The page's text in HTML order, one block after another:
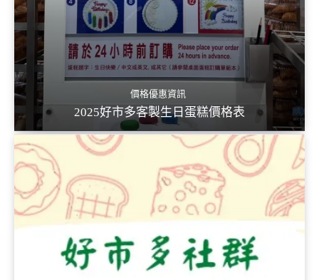
價格優惠資訊
2025好市多客製生日蛋糕價格表